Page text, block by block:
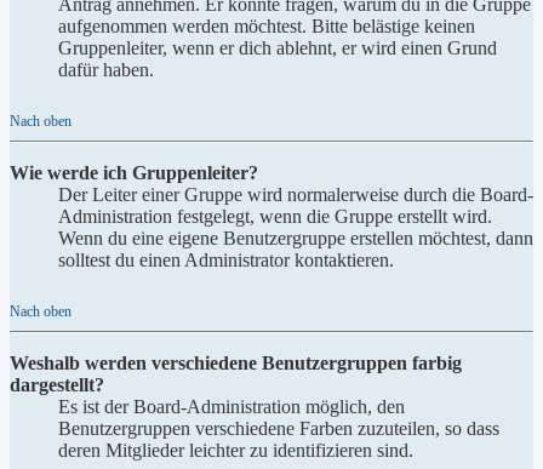
Antrag annehmen. Er könnte fragen, warum du in die Gruppe
aufgenommen werden möchtest. Bitte belästige keinen
Gruppenleiter, wenn er dich ablehnt, er wird einen Grund
dafür haben.
Nach oben
Wie werde ich Gruppenleiter?
Der Leiter einer Gruppe wird normalerweise durch die Board-
Administration festgelegt, wenn die Gruppe erstellt wird.
Wenn du eine eigene Benutzergruppe erstellen möchtest, dann
solltest du einen Administrator kontaktieren.
Nach oben
Weshalb werden verschiedene Benutzergruppen farbig
dargestellt?
Es ist der Board-Administration möglich, den
Benutzergruppen verschiedene Farben zuzuteilen, so dass
deren Mitglieder leichter zu identifizieren sind.